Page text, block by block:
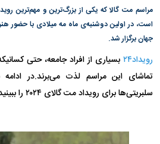
مراسم مت گالا که یکی از بزرگ‌ترین و مهم‌ترین
است، در اولین دوشنبه‌ی ماه مه میلادی با حضور
جهان برگزار شد.
رویداد۲۴
بسیاری از افراد جامعه، حتی
تماشای این مراسم لذت می‌برند.در
سلبریتی‌ها برای رویداد مت گالای ۲۰۲۴ را ببینید.